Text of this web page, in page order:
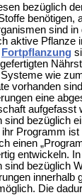
bezüglich
benötigen,
sind in
aktive Pflanze
Fortpflanzung
wie
vorhanden
eine
aufgefasst
sind bezüglich
Programm ist
einen
entwickeln.
sind bezüglich
innerhalb
Die